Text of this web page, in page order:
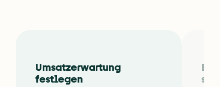
Umsatzerwartung
festlegen